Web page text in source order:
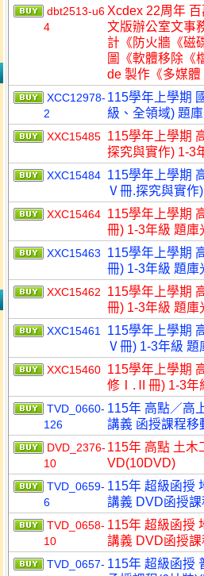
dbt2513-u6
4
Xcdex 22周年
文版辦公室文事
計《防火牆《磁
圖《軟體移除《
de 製作《多媒
XCC12978-
2
115學年上學期
級、全領域) 題
XXC15485 115學年上學期
探究與實作) 1-3
XXC15484 115學年上學期
Ⅴ冊.探究與實作
XXC15464 115學年上學期
冊) 1-3年級 題庫
XXC15463
115學年上學期
冊) 1-3年級 題庫
XXC15462
115學年上學期
冊) 1-3年級 題庫
XXC15461
115學年上學期
Ⅴ冊) 1-3年級 題
XXC15460 115學年上學期
修Ⅰ.Ⅱ冊) 1-3年
TVD_0660-
126
115年 高點／高
講義 函授課程移
DVD_2376-
10
115年 高點 土木
VD(10DVD)
TVD_0659-
6
115年 超級函授
講義 DVD函授
TVD_0658-
10
115年 超級函授
講義 DVD函授
TVD_0657- 115年 超級函授